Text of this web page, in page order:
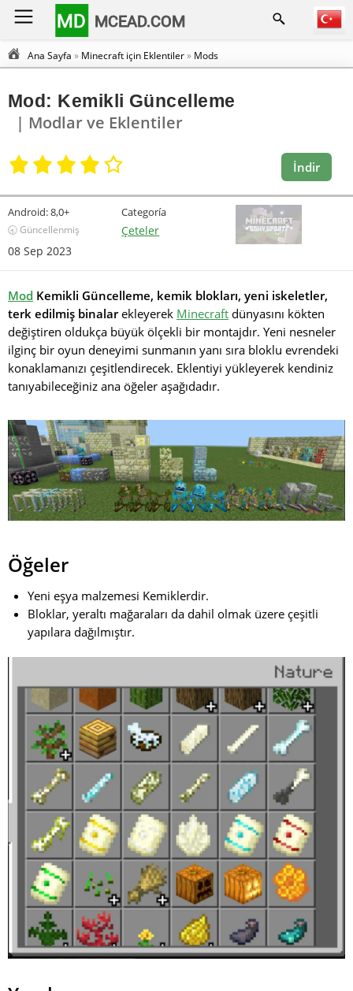
MD MCEAD.COM
Ana Sayfa » Minecraft için Eklentiler» Mods
Mod: Kemikli Güncelleme
| Modlar ve Eklentiler
İndir
Android:8,0+
🕣 Güncellenmiş
08 Sep 2023
Categoría
Çeteler
Mod Kemikli Güncelleme, kemik blokları, yeni iskeletler,
terk edilmiş binalarekleyerek Minecraft dünyasını kökten
değiştiren oldukça büyük ölçekli bir montajdır. Yeni nesneler
ilginç bir oyun deneyimi sunmanın yanı sıra bloklu evrendeki
konaklamanızı çeşitlendirecek. Eklentiyi yükleyerek kendiniz
tanıyabileceğiniz ana öğeler aşağıdadır.
Öğeler
Yeni eşya malzemesi Kemiklerdir.
Bloklar, yeraltı mağaraları da dahil olmak üzere çeşitli
yapılara dağılmıştır.